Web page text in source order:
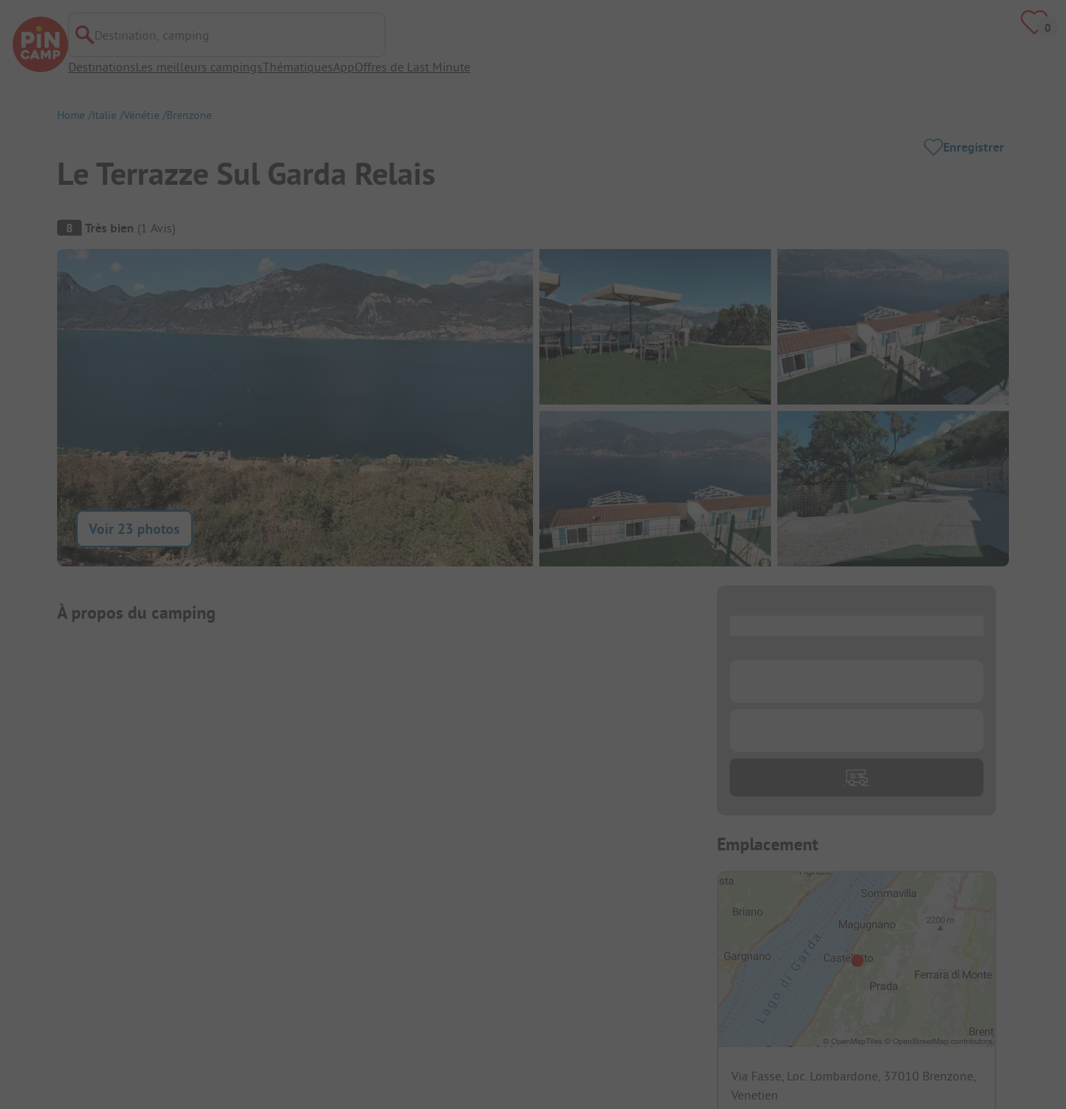
Destination, camping
DestinationsLes meilleurs campingsThématiquesAppOffres de Last Minute
Home Italie Vénétie Brenzone
Le Terrazze Sul Garda Relais
Enregistrer
Aperçu du camping
8 Très bien (1 Avis)
Voir 23 photos
Présentation du camping
À propos du camping
Emplacement
Via Fasse, Loc. Lombardone, 37010 Brenzone,
Venetien